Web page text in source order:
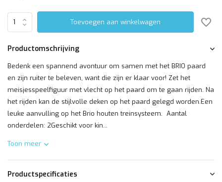
Toevoegen aan winkelwagen
Productomschrijving
Bedenk een spannend avontuur om samen met het BRIO paard
en zijn ruiter te beleven, want die zijn er klaar voor! Zet het
meisjesspeelfiguur met vlecht op het paard om te gaan rijden. Na
het rijden kan de stijlvolle deken op het paard gelegd worden.Een
leuke aanvulling op het Brio houten treinsysteem. Aantal
onderdelen: 2Geschikt voor kin...
Toon meer
Productspecificaties